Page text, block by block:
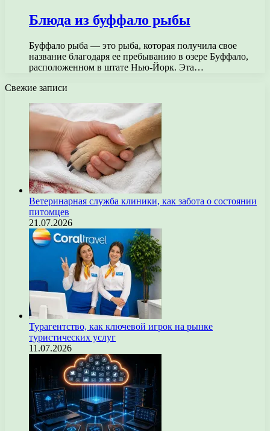
Блюда из буффало рыбы
Буффало рыба — это рыба, которая получила свое
название благодаря ее пребыванию в озере Буффало,
расположенном в штате Нью-Йорк. Эта…
Свежие записи
Ветеринарная служба клиники, как забота о состоянии
питомцев
21.07.2026
Турагентство, как ключевой игрок на рынке
туристических услуг
11.07.2026